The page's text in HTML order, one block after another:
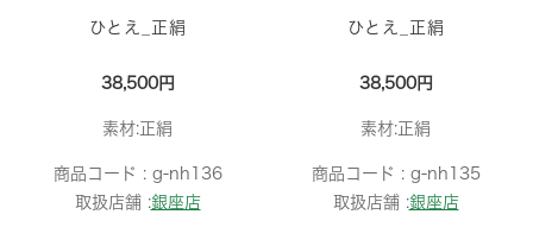
ひとえ_正絹
38,500円
素材:正絹
商品コード : g-nh136
取扱店舗 :銀座店
ひとえ_正絹
38,500円
素材:正絹
商品コード : g-nh135
取扱店舗 :銀座店